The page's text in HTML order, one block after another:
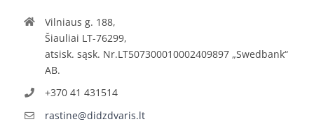
Vilniaus g. 188,
Šiauliai LT-76299,
atsisk. sąsk. Nr.LT507300010002409897 „Swedbank“
AB.
+370 41 431514
rastine@didzdvaris.lt